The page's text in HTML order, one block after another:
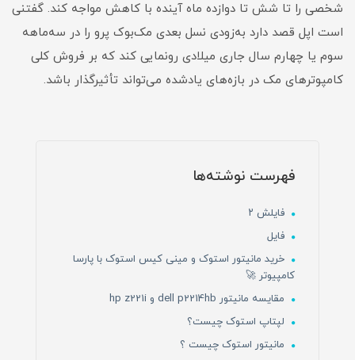
شخصی را تا شش تا دوازده ماه آینده با کاهش مواجه کند. گفتنی
است اپل قصد دارد به‌زودی نسل بعدی مک‌بوک پرو را در سه‌ماهه
سوم یا چهارم سال جاری میلادی رونمایی کند که بر فروش کلی
کامپوترهای مک در بازه‌های یادشده می‌تواند تأثیرگذار باشد.
فهرست نوشته‌ها
فایلش ۲
فایل
خرید مانیتور استوک و مینی کیس استوک با پارسا
کامپیوتر 🚀
مقایسه مانیتور dell p2214hb و hp z221i
لپتاپ استوک چیست؟
مانیتور استوک چیست ؟